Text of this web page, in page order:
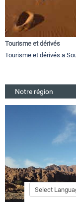
Tourisme et dérivés
Tourisme et dérivés a
Notre région